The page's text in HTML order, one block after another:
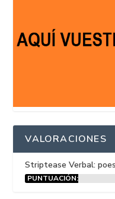
VALORACIONES
Striptease Verbal:
PUNTUACIÓN: